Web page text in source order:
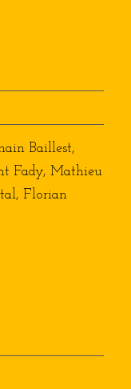
Baillest,
Fady, Mathieu
Florian